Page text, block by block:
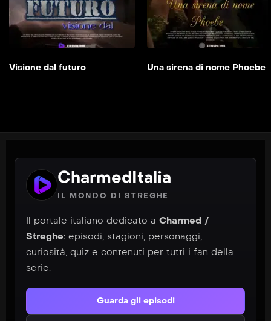
Visione dal futuro
Aggiungi alla mia
Una sirena di nome Phoebe
CharmedItalia
IL MONDO DI STREGHE
Il portale italiano dedicato a Charmed /
Streghe: episodi, stagioni, personaggi,
curiosità, quiz e contenuti per tutti i fan della
serie.
Guarda gli episodi